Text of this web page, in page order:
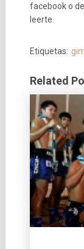
facebook o
leerte.
Etiquetas:
Related